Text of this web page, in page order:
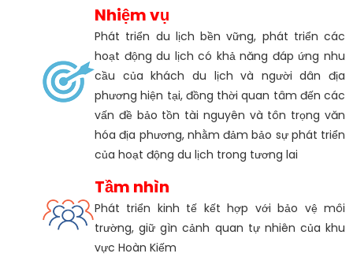
Nhiệm vụ
Phát triển du lịch bền vững, phát triển các
hoạt động du lịch có khả năng đáp ứng nhu
cầu của khách du lịch và người dân địa
phương hiện tại, đồng thời quan tâm đến các
vấn đề bảo tồn tài nguyên và tôn trọng văn
hóa địa phương, nhằm đảm bảo sự phát triển
của hoạt động du lịch trong tương lai
Tầm nhìn
Phát triển kinh tế kết hợp với bảo vệ môi
trường, giữ gìn cảnh quan tự nhiên của khu
vực Hoàn Kiếm